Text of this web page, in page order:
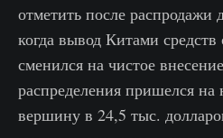
отметить после распродажи
когда вывод Китами
сменился на чистое
распределения пришелся
вершину в 24,5 тыс.